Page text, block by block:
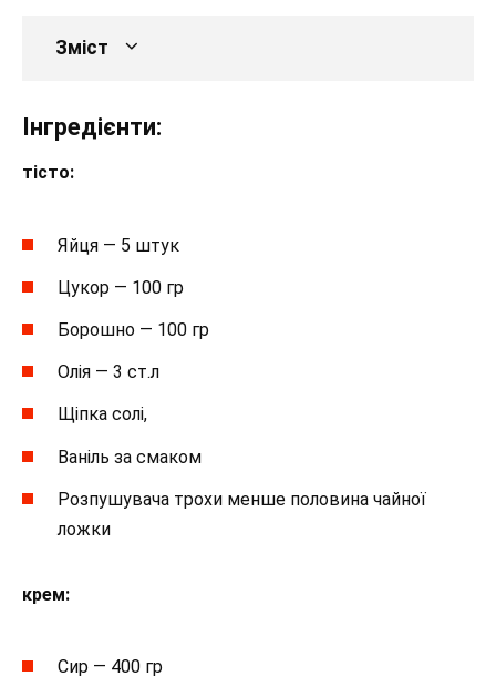
Зміст
Інгредієнти:
тісто:
Яйця — 5 штук
Цукор — 100 гр
Борошно — 100 гр
Олія — 3 ст.л
Щіпка солі,
Ваніль за смаком
Розпушувача трохи менше половина чайної
ложки
крем:
Сир — 400 гр